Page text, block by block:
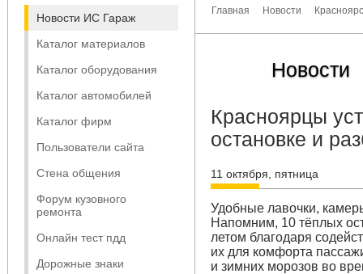
Новости ИС Гараж
Каталог материалов
Каталог оборудования
Каталог автомобилей
Каталог фирм
Пользователи сайта
Стена общения
Форум кузовного
ремонта
Онлайн тест пдд
Дорожные знаки
Главная Новости
Новости
Красноярцы
остановке и
11 октября, пятница
Удобные лавочки,
Напомним, 10 тёплых
летом благодаря
их для комфорта
и зимних морозов во